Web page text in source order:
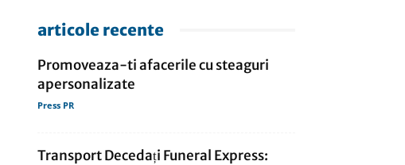
articole recente
Promoveaza-ti afacerile cu steaguri
apersonalizate
Press PR
Transport Decedați Funeral Express: